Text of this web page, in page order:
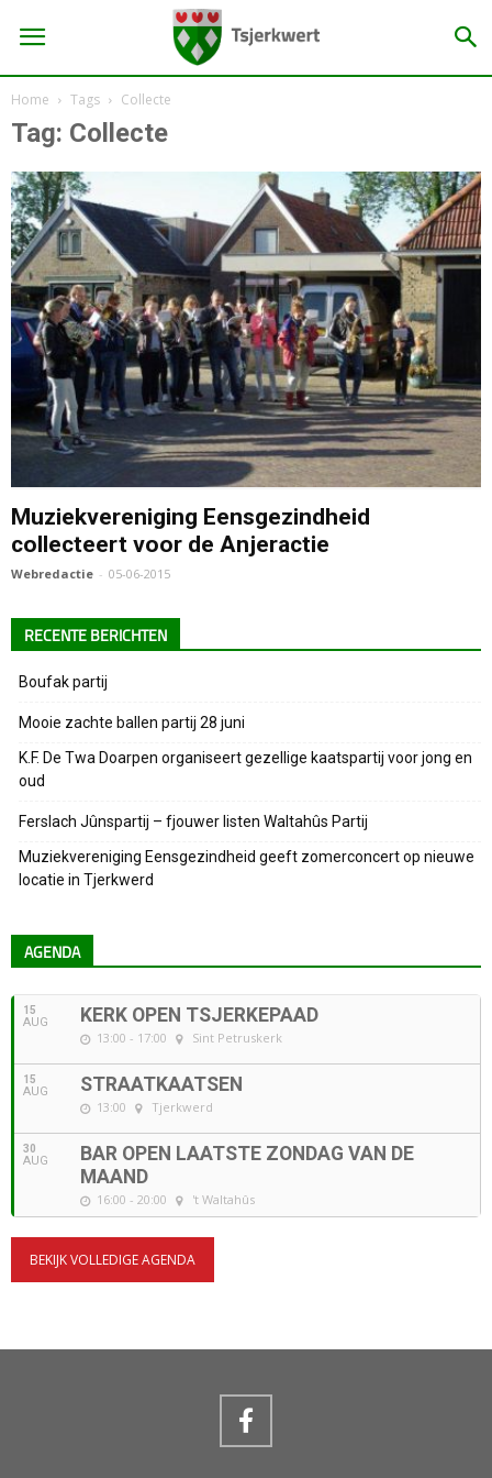
Home Tags Collecte
Tag: Collecte
Muziekvereniging Eensgezindheid
collecteert voor de Anjeractie
Webredactie - 05-06-2015
RECENTE BERICHTEN
Boufak partij
Mooie zachte ballen partij 28 juni
K.F. De Twa Doarpen organiseert gezellige kaatspartij voor jong en
oud
Ferslach Jûnspartij – fjouwer listen Waltahûs Partij
Muziekvereniging Eensgezindheid geeft zomerconcert op nieuwe
locatie in Tjerkwerd
AGENDA
15
AUG KERK OPEN TSJERKEPAAD
13:00 - 17:00 Sint Petruskerk
15
AUG STRAATKAATSEN
13:00 Tjerkwerd
30
AUG
BAR OPEN LAATSTE ZONDAG VAN DE
MAAND
16:00 - 20:00 't Waltahûs
BEKIJK VOLLEDIGE AGENDA